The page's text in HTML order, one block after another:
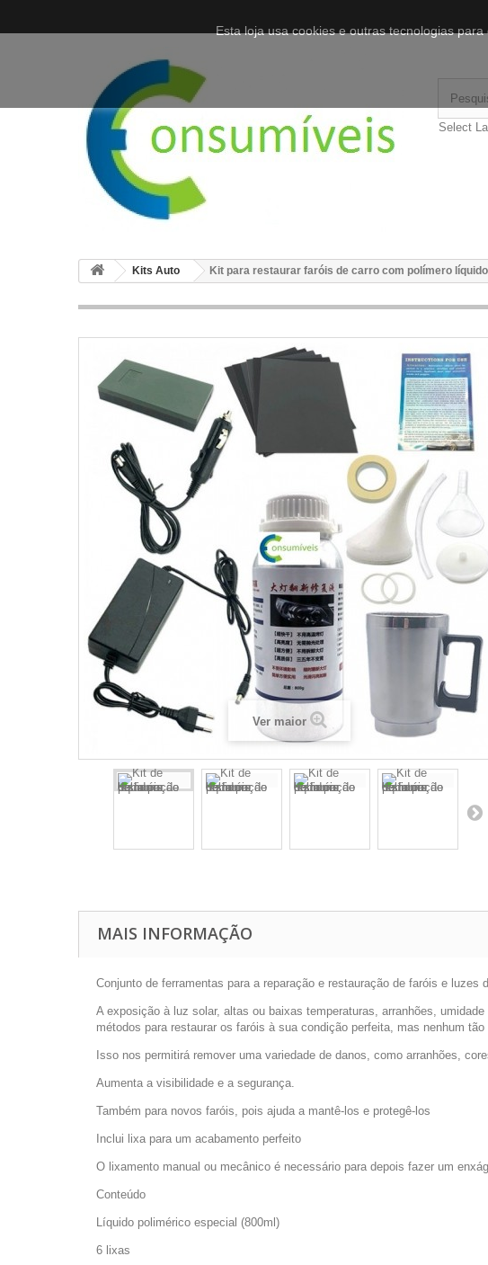
Select
Kits Auto Kit para restaurar faróis de carro com polímero líquido
Ver maior
MAIS INFORMAÇÃO
Conjunto de ferramentas para a reparação e restauração de faróis e
A exposição à luz solar, altas ou baixas temperaturas, arranhões,
métodos para restaurar os faróis à sua condição perfeita, mas nenhum
Isso nos permitirá remover uma variedade de danos, como arranhões,
Aumenta a visibilidade e a segurança.
Também para novos faróis, pois ajuda a mantê-los e protegê-los
Inclui lixa para um acabamento perfeito
O lixamento manual ou mecânico é necessário para depois fazer um
Conteúdo
Líquido polimérico especial (800ml)
6 lixas
Esta loja usa cookies e outras tecnologias